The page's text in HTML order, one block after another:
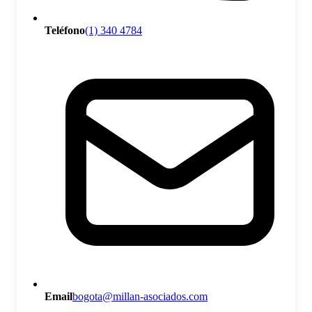
Teléfono(1) 340 4784
Emailbogota@millan-asociados.com